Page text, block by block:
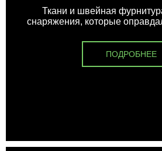
Ткани и швейная
снаряжения, которые
ПОДРОБНЕЕ